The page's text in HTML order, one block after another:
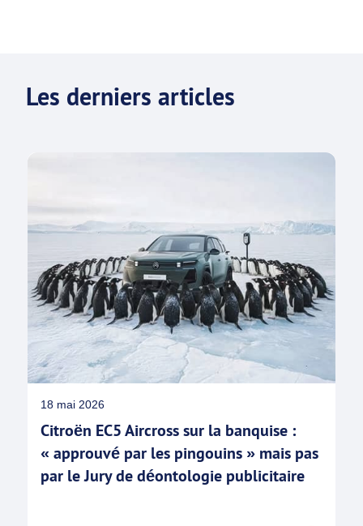
Les derniers articles
18 mai 2026
Citroën EC5 Aircross sur la banquise :
« approuvé par les pingouins » mais pas
par le Jury de déontologie publicitaire